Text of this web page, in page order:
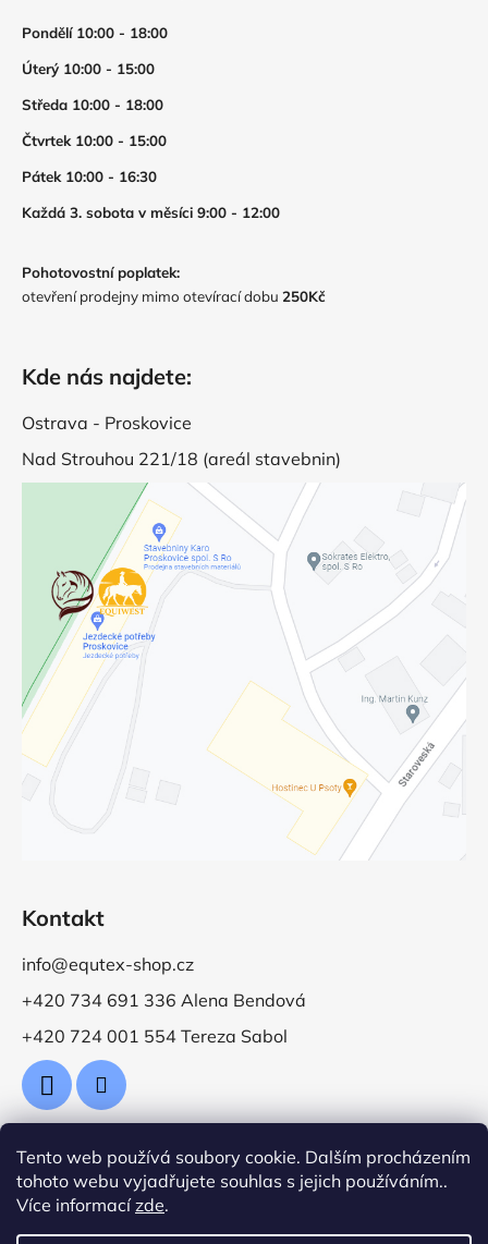
Tento web používá soubory cookie. Dalším procházením
tohoto webu vyjadřujete souhlas s jejich používáním..
Více informacízde.
Pondělí 10:00 - 18:00
Úterý 10:00 - 15:00
Středa 10:00 - 18:00
Čtvrtek 10:00 - 15:00
Pátek 10:00 - 16:30
Každá 3. sobota v měsíci 9:00 - 12:00
Pohotovostní poplatek:
otevření prodejny mimo otevírací dobu 250Kč
Kde nás najdete:
Ostrava - Proskovice
Nad Strouhou 221/18 (areál stavebnin)
Kontakt
info@equtex-shop.cz
+420 734 691 336 Alena Bendová
+420 724 001 554 Tereza Sabol
Přijímáme online platby